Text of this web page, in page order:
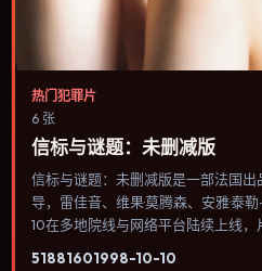
热门犯罪片
6 张
信标与谜题：未删减版
信标与谜题：未删减版是一部法国
导，雷佳音、维果·莫腾森、安雅·泰
10在多地院线与网络平台陆续上线
51881601998-10-10